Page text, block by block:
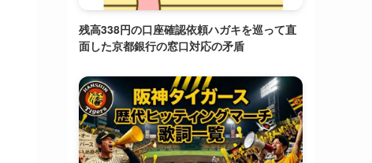
残高338円の口座確認依頼ハガキを巡って直
面した京都銀行の窓口対応の矛盾